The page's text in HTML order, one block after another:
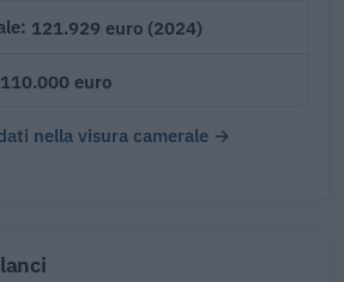
121.929 euro (2024)
110.000 euro
nella visura camerale →